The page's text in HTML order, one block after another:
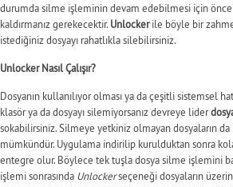
durumda silme işleminin devam edebilmesi için
kaldırmanız gerekecektir. Unlockerile böyle bir
istediğiniz dosyayı rahatlıkla silebilirsiniz.
Unlocker Nasıl Çalışır?
Dosyanın kullanılıyor olması ya da çeşitli sistemsel
klasör ya da dosyayı silemiyorsanız devreye lider
sokabilirsiniz. Silmeye yetkiniz olmayan dosyaların
mümkündür. Uygulama indirilip kurulduktan sonra
entegre olur. Böylece tek tuşla dosya silme işlemini
işlemi sonrasında Unlockerseçeneği dosyaların